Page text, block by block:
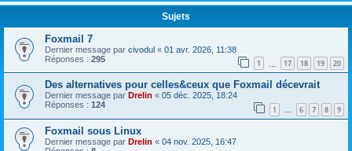
Sujets
Foxmail 7
Dernier message par civodul « 01 avr. 2026, 11:38
Réponses : 295 1 17 18 19 20
Des alternatives pour celles&ceux que Foxmail décevrait
Dernier message par Drelin « 05 déc. 2025, 18:24
Réponses : 124 1 … 6 7 8 9
Foxmail sous Linux
Dernier message par Drelin « 04 nov. 2025, 16:47